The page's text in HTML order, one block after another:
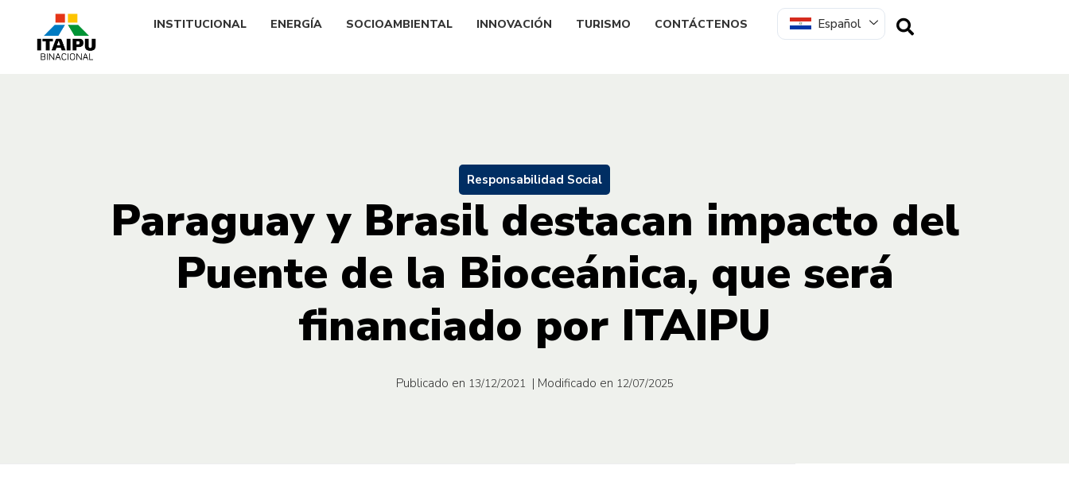
INSTITUCIONAL ENERGÍA SOCIOAMBIENTAL INNOVACIÓN TURISMO CONTÁCTENOS Español
Responsabilidad Social
Paraguay y Brasil destacan impacto del
Puente de la Bioceánica, que será
financiado por ITAIPU
Publicado en 13/12/2021 | Modificado en 12/07/2025